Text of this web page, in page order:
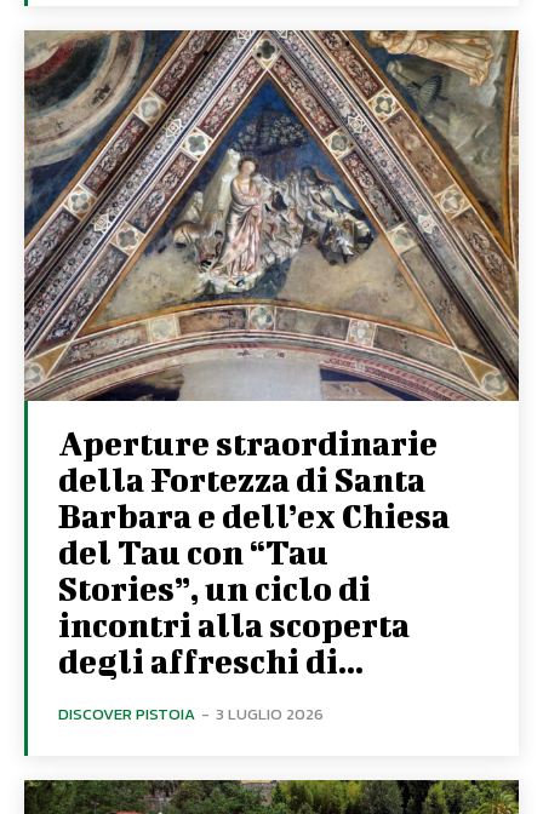
Aperture straordinarie
della Fortezza di Santa
Barbara e dell’ex Chiesa
del Tau con “Tau
Stories”, un ciclo di
incontri alla scoperta
degli affreschi di...
DISCOVER PISTOIA - 3 LUGLIO 2026